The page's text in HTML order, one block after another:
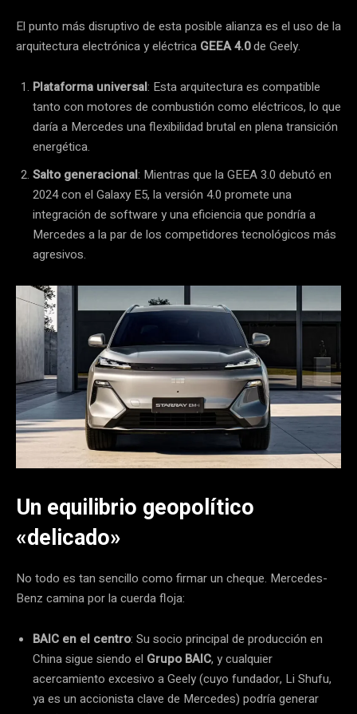
El punto más disruptivo de esta posible alianza es el uso de la
arquitectura electrónica y eléctrica GEEA 4.0de Geely.
Plataforma universal: Esta arquitectura es compatible
tanto con motores de combustión como eléctricos, lo que
daría a Mercedes una flexibilidad brutal en plena transición
energética.
Salto generacional: Mientras que la GEEA 3.0 debutó en
2024 con el Galaxy E5, la versión 4.0 promete una
integración de software y una eficiencia que pondría a
Mercedes a la par de los competidores tecnológicos más
agresivos.
Un equilibrio geopolítico
«delicado»
No todo es tan sencillo como firmar un cheque. Mercedes-
Benz camina por la cuerda floja:
BAIC en el centro: Su socio principal de producción en
China sigue siendo el Grupo BAIC, y cualquier
acercamiento excesivo a Geely (cuyo fundador, Li Shufu,
ya es un accionista clave de Mercedes) podría generar